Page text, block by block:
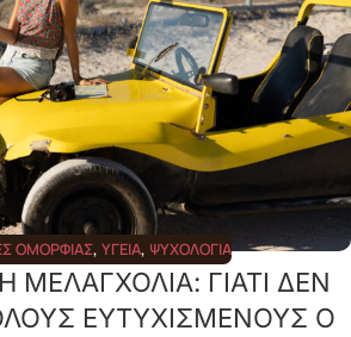
ΟΜΟΡΦΙΆΣ, ΥΓΕΊΑ, ΨΥΧΟΛΟΓΊΑ
ΜΕΛΑΓΧΟΛΙΑ: ΓΙΑΤΙ ΔΕΝ
ΕΥΤΥΧΙΣΜΕΝΟΥΣ Ο